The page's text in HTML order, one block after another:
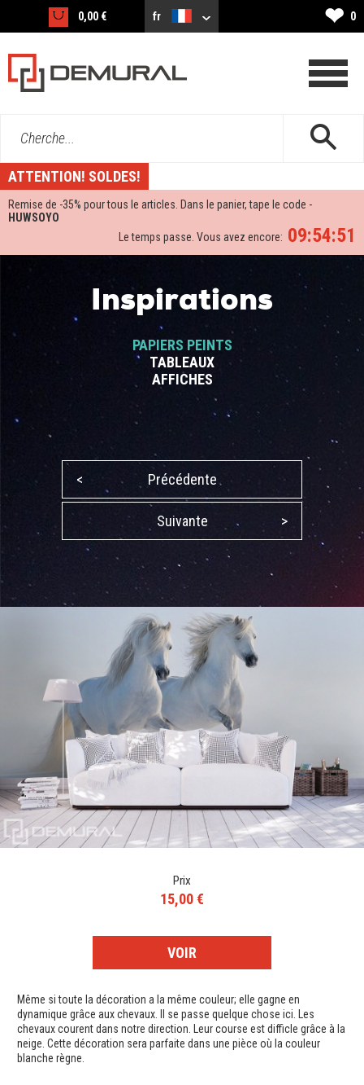
0,00 € fr ❤ 0
Cherche...
ATTENTION! SOLDES!
Remise de -35% pour tous le articles. Dans le panier, tape le code -
HUWSOYO
09:54:51
Le temps passe. Vous avez encore:
Inspirations
PAPIERS PEINTS
TABLEAUX
AFFICHES
< Précédente
Suivante >
Prix
15,00 €
VOIR
Même si toute la décoration a la même couleur; elle gagne en
dynamique grâce aux chevaux. Il se passe quelque chose ici. Les
chevaux courent dans notre direction. Leur course est difficle grâce à la
neige. Cette décoration sera parfaite dans une pièce où la couleur
blanche règne.